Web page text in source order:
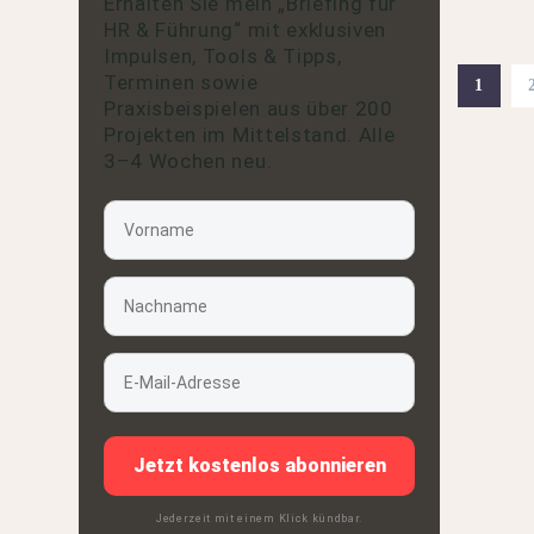
HR & Führung“ mit exklusiven
Impulsen, Tools & Tipps,
Terminen sowie
Praxisbeispielen aus über 200
Projekten im Mittelstand. Alle
3–4 Wochen neu.
Jetzt kostenlos abonnieren
Jederzeit mit einem Klick kündbar.
1